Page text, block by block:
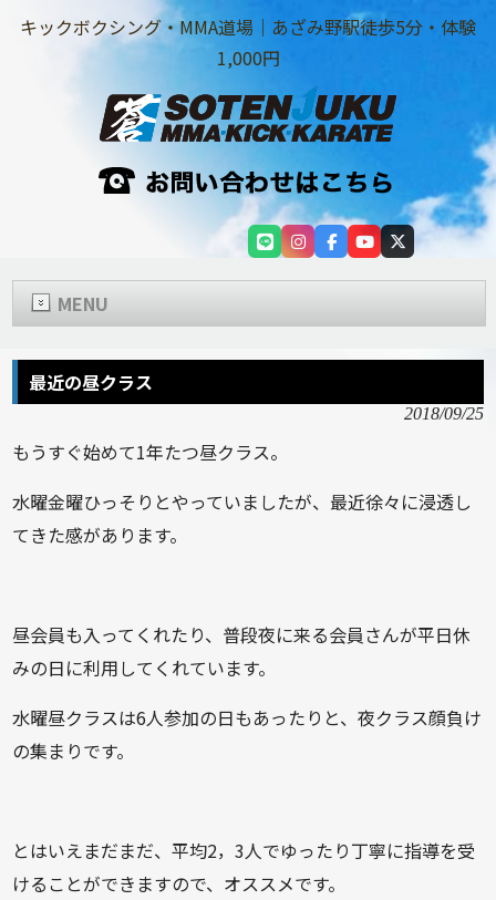
キックボクシング・MMA道場｜あざみ野駅徒歩5分・体験
1,000円
MENU
最近の昼クラス
2018/09/25
もうすぐ始めて1年たつ昼クラス。
水曜金曜ひっそりとやっていましたが、最近徐々に浸透し
てきた感があります。
昼会員も入ってくれたり、普段夜に来る会員さんが平日休
みの日に利用してくれています。
水曜昼クラスは6人参加の日もあったりと、夜クラス顔負け
の集まりです。
とはいえまだまだ、平均2，3人でゆったり丁寧に指導を受
けることができますので、オススメです。